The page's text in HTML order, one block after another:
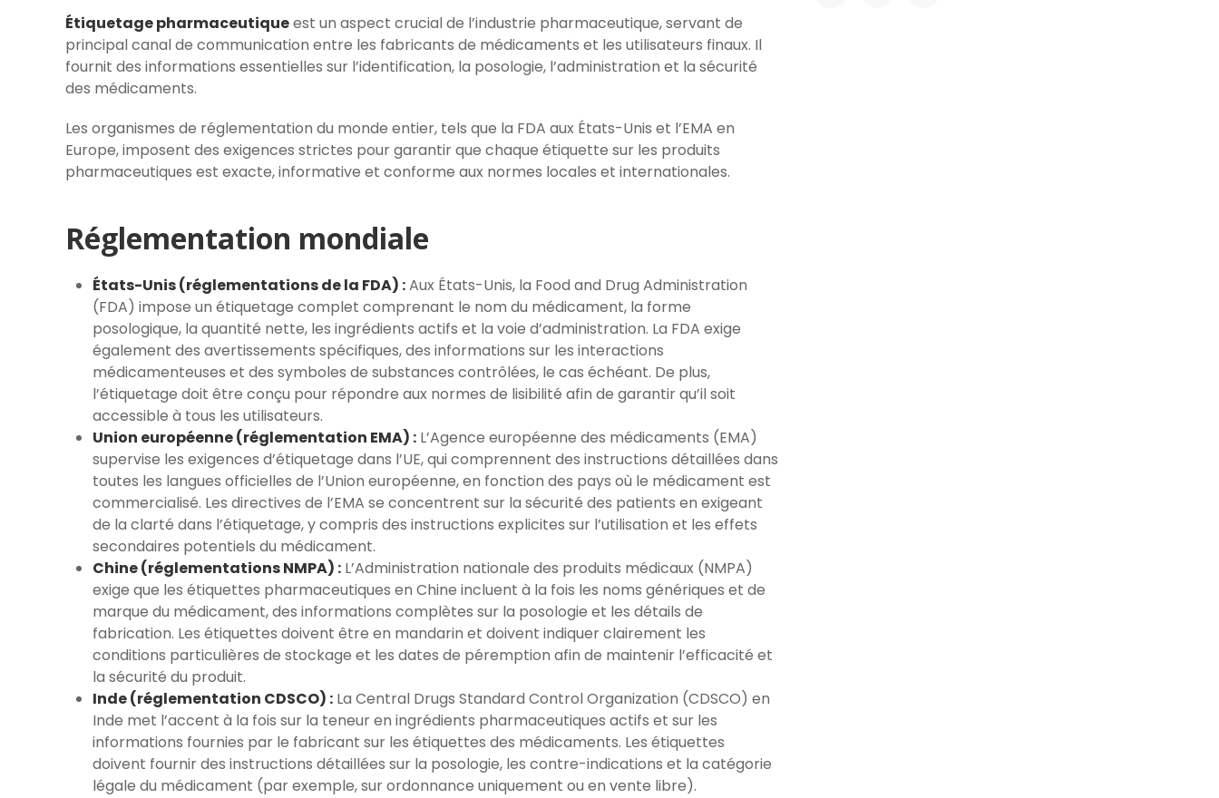
Étiquetage pharmaceutiqueest un aspect crucial de l’industrie pharmaceutique, servant de
principal canal de communication entre les fabricants de médicaments et les utilisateurs finaux. Il
fournit des informations essentielles sur l’identification, la posologie, l’administration et la sécurité
des médicaments.
Les organismes de réglementation du monde entier, tels que la FDA aux États-Unis et l’EMA en
Europe, imposent des exigences strictes pour garantir que chaque étiquette sur les produits
pharmaceutiques est exacte, informative et conforme aux normes locales et internationales.
Réglementation mondiale
États-Unis (réglementations de la FDA) :Aux États-Unis, la Food and Drug Administration
(FDA) impose un étiquetage complet comprenant le nom du médicament, la forme
posologique, la quantité nette, les ingrédients actifs et la voie d’administration. La FDA exige
également des avertissements spécifiques, des informations sur les interactions
médicamenteuses et des symboles de substances contrôlées, le cas échéant. De plus,
l’étiquetage doit être conçu pour répondre aux normes de lisibilité afin de garantir qu’il soit
accessible à tous les utilisateurs.
Union européenne (réglementation EMA) : L’Agence européenne des médicaments (EMA)
supervise les exigences d’étiquetage dans l’UE, qui comprennent des instructions détaillées dans
toutes les langues officielles de l’Union européenne, en fonction des pays où le médicament est
commercialisé. Les directives de l’EMA se concentrent sur la sécurité des patients en exigeant
de la clarté dans l’étiquetage, y compris des instructions explicites sur l’utilisation et les effets
secondaires potentiels du médicament.
Chine (réglementations NMPA) : L’Administration nationale des produits médicaux (NMPA)
exige que les étiquettes pharmaceutiques en Chine incluent à la fois les noms génériques et de
marque du médicament, des informations complètes sur la posologie et les détails de
fabrication. Les étiquettes doivent être en mandarin et doivent indiquer clairement les
conditions particulières de stockage et les dates de péremption afin de maintenir l’efficacité et
la sécurité du produit.
Inde (réglementation CDSCO) : La Central Drugs Standard Control Organization (CDSCO) en
Inde met l’accent à la fois sur la teneur en ingrédients pharmaceutiques actifs et sur les
informations fournies par le fabricant sur les étiquettes des médicaments. Les étiquettes
doivent fournir des instructions détaillées sur la posologie, les contre-indications et la catégorie
légale du médicament (par exemple, sur ordonnance uniquement ou en vente libre).